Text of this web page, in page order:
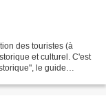
des touristes (à
et culturel. C'est
le guide